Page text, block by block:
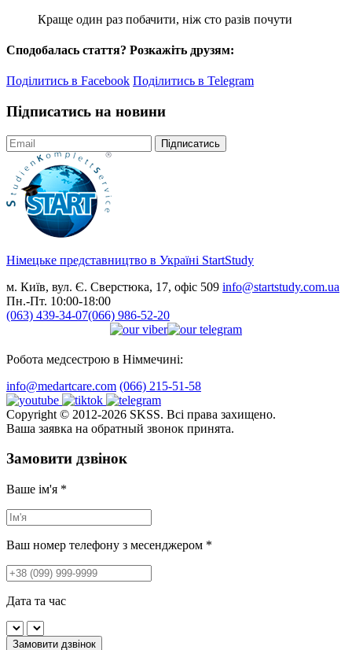
Краще один раз побачити, ніж сто разів почути
Сподобалась стаття? Розкажіть друзям:
Поділитись в Facebook Поділитись в Telegram
Підписатись на новини
Підписатись
Німецьке представництво в Україні StartStudy
м. Київ, вул. Є. Сверстюка, 17, офіс 509 info@startstudy.com.ua
Пн.-Пт. 10:00-18:00
(063) 439-34-07(066) 986-52-20
Робота медсестрою в Німмечині:
info@medartcare.com (066) 215-51-58
Copyright © 2012-2026 SKSS. Всі права захищено.
Ваша заявка на обратный звонок принята.
Замовити дзвінок
Ваше ім'я *
Ваш номер телефону з месенджером *
Дата та час
Замовити дзвінок